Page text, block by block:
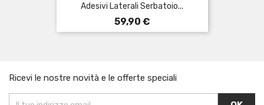
Adesivi Laterali Serbatoio...
Prezzo
59,90 €
Ricevi le nostre novità e le offerte speciali